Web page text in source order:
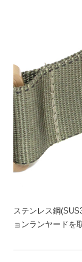
ステンレス鋼
ョンランヤードを